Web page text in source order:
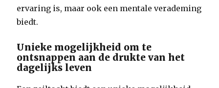
ervaring is, maar ook een mentale verademing
biedt.
Unieke mogelijkheid om te
ontsnappen aan de drukte van het
dagelijks leven